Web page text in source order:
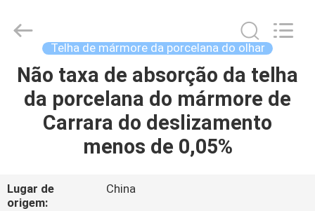
PARA
CASA
PRODUTOS
VÍDEOS
CERAMICS
CO.,LTD..
Reserved.
Telha de mármore da porcelana do olhar
Não taxa de absorção da telha
da porcelana do mármore de
Carrara do deslizamento
menos de 0,05%
Lugar de
origem:
China